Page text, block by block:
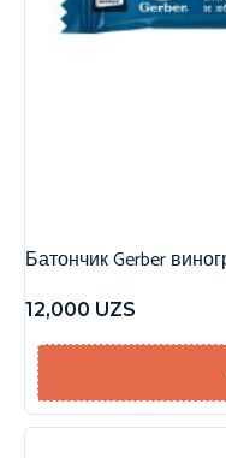
Батончик Gerber
12,000 UZS